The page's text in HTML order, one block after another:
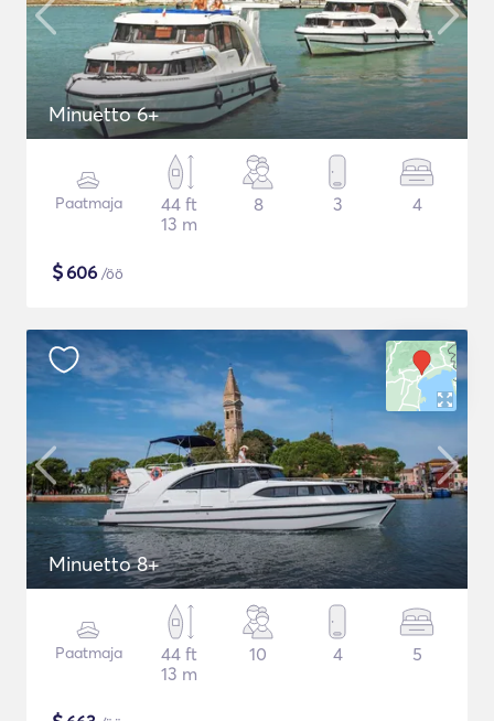
Minuetto 6+
Paatmaja
44 ft
13 m
8 3 4
$606 /öö
Minuetto 8+
Paatmaja
44 ft
13 m
10 4 5